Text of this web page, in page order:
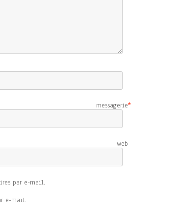
*
par e-mail.
e-mail.